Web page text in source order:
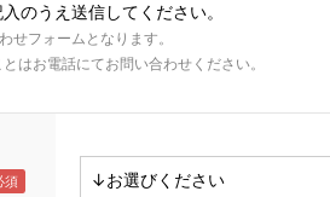
のうえ送信してください。
せフォームとなります。
はお電話にてお問い合わせください。